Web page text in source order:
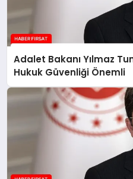
Adalet Bakanı Yılmaz
Hukuk Güvenliği Önemli